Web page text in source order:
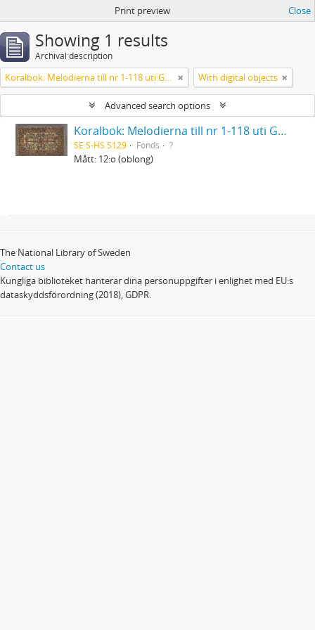
Print preview Close
Showing 1 results
Archival description
Koralbok: Melodierna till nr 1-118 uti Gamla Psalmboken, enstämmigt satta With digital objects
Advanced search options
Koralbok: Melodierna till nr 1-118 uti Gamla Psalmboken, enstämmigt satta
SE S-HS S129 Fonds ?
Mått: 12:o (oblong)
The National Library of Sweden
Contact us
Kungliga biblioteket hanterar dina personuppgifter i enlighet med EU:s
dataskyddsförordning (2018), GDPR.